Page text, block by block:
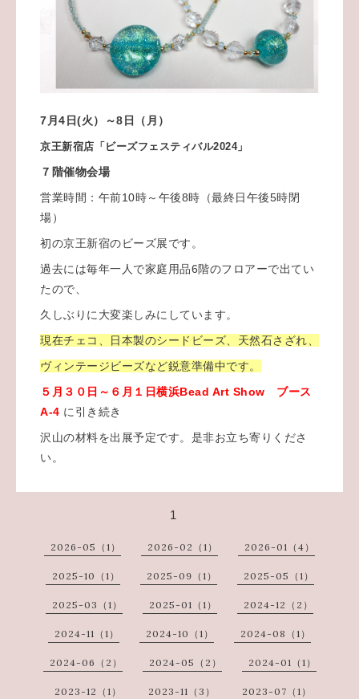
7月4日(火）～8日（月）
京王新宿店「ビーズフェスティバル2024」
７階催物会場
営業時間：午前10時～午後8時（最終日午後5時閉
場）
初の京王新宿のビーズ展です。
過去には毎年一人で家庭用品6階のフロアーで出てい
たので、
久しぶりに大変楽しみにしています。
現在チェコ、日本製のシードビーズ、天然石さざれ、
ヴィンテージビーズなど鋭意準備中です。
５月３０日～６月１日横浜Bead Art Show ブース
A-4 に引き続き
沢山の材料を出展予定です。是非お立ち寄りくださ
い。
1
2026-05（1） 2026-02（1） 2026-01（4）
2025-10（1） 2025-09（1） 2025-05（1）
2025-03（1） 2025-01（1） 2024-12（2）
2024-11（1） 2024-10（1） 2024-08（1）
2024-06（2） 2024-05（2） 2024-01（1）
2023-12（1） 2023-11（3） 2023-07（1）